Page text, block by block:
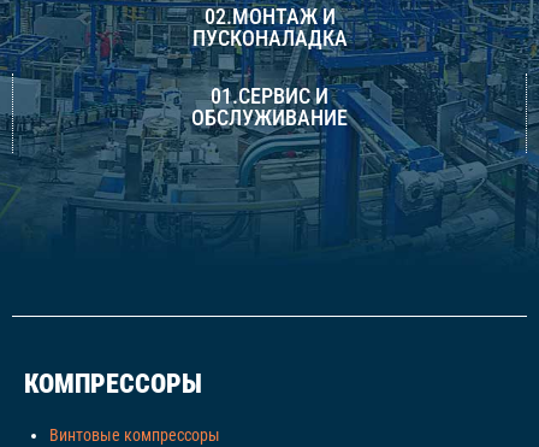
02.МОНТАЖ И
ПУСКОНАЛАДКА
01.СЕРВИС И
ОБСЛУЖИВАНИЕ
КОМПРЕССОРЫ
Винтовые компрессоры